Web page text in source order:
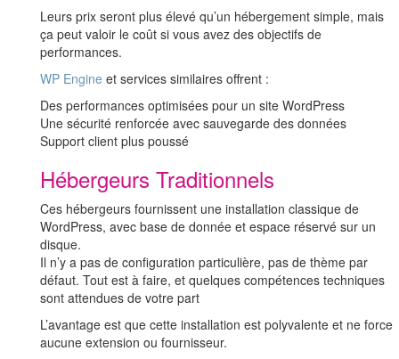
Leurs prix seront plus élevé qu’un hébergement simple, mais
ça peut valoir le coût si vous avez des objectifs de
performances.
WP Engine et services similaires offrent :
Des performances optimisées pour un site WordPress
Une sécurité renforcée avec sauvegarde des données
Support client plus poussé
Hébergeurs Traditionnels
Ces hébergeurs fournissent une installation classique de
WordPress, avec base de donnée et espace réservé sur un
disque.
Il n’y a pas de configuration particulière, pas de thème par
défaut. Tout est à faire, et quelques compétences techniques
sont attendues de votre part
L’avantage est que cette installation est polyvalente et ne force
aucune extension ou fournisseur.